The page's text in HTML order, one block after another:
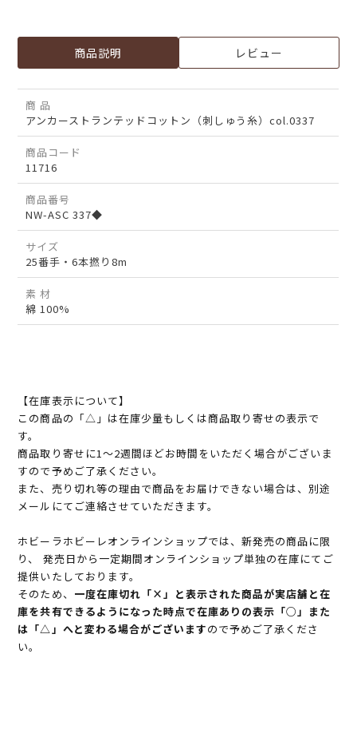
商品説明 レビュー
商 品
アンカーストランテッドコットン（刺しゅう糸）col.0337
商品コード
11716
商品番号
NW-ASC 337◆
サイズ
25番手・6本撚り8m
素 材
綿 100%
【在庫表示について】
この商品の「△」は在庫少量もしくは商品取り寄せの表示で
す。
商品取り寄せに1～2週間ほどお時間をいただく場合がございま
すので予めご了承ください。
また、売り切れ等の理由で商品をお届けできない場合は、別途
メールにてご連絡させていただきます。
ホビーラホビーレオンラインショップでは、新発売の商品に限
り、 発売日から一定期間オンラインショップ単独の在庫にてご
提供いたしております。
そのため、 一度在庫切れ「×」と表示された商品が実店舗と在
庫を共有できるようになった時点で在庫ありの表示「○」また
は「△」へと変わる場合がございますので予めご了承くださ
い。